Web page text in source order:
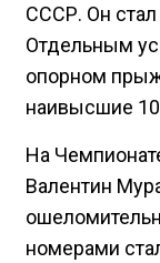
СССР. Он
Отдельным
опорном
наивысшие
На
Валентин
номерами